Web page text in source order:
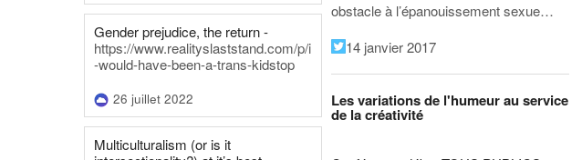
Gender prejudice, the return -
https://www.realityslaststand.com/p/i
-would-have-been-a-trans-kidstop
26 juillet 2022
Multiculturalism (or is it
obstacle à l’épanouissement sexue…
14 janvier 2017
Les variations de l'humeur au service
de la créativité